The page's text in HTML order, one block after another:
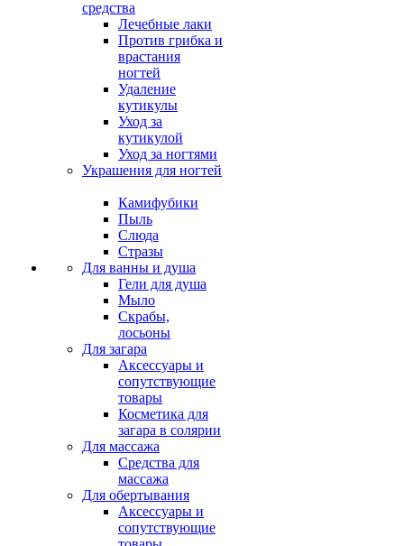
средства
Лечебные лаки
Против грибка и
врастания
ногтей
Удаление
кутикулы
Уход за
кутикулой
Уход за ногтями
Украшения для ногтей
Камифубики
Пыль
Слюда
Стразы
Для ванны и душа
Гели для душа
Мыло
Скрабы,
лосьоны
Для загара
Аксессуары и
сопутствующие
товары
Косметика для
загара в солярии
Для массажа
Средства для
массажа
Для обертывания
Аксессуары и
сопутствующие